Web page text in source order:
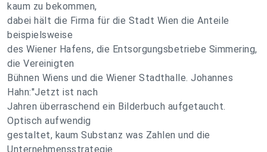
kaum zu bekommen,
dabei hält die Firma für die Stadt Wien die Anteile
beispielsweise
des Wiener Hafens, die Entsorgungsbetriebe Simmering,
die Vereinigten
Bühnen Wiens und die Wiener Stadthalle. Johannes
Hahn:"Jetzt ist nach
Jahren überraschend ein Bilderbuch aufgetaucht.
Optisch aufwendig
gestaltet, kaum Substanz was Zahlen und die
Unternehmensstrategie